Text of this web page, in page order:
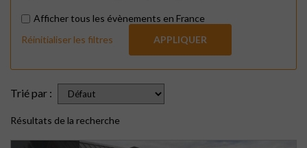
Afficher tous les évènements en France
Réinitialiser les filtres
APPLIQUER
Trié par :
Résultats de la recherche